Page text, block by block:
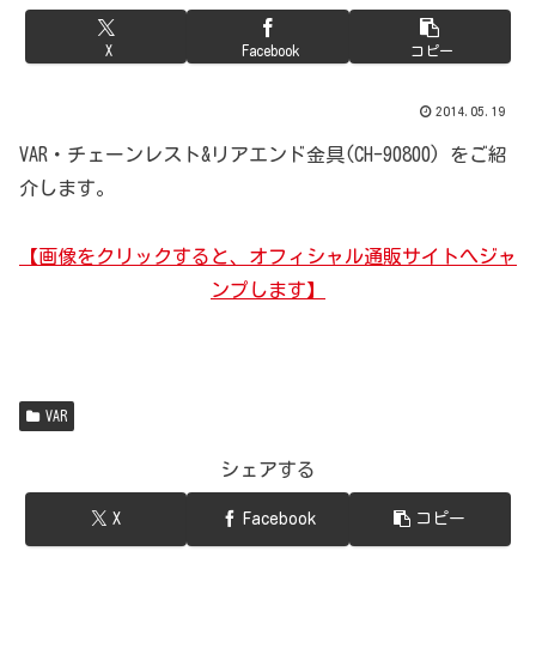
X Facebook コピー
2014.05.19
VAR・チェーンレスト&リアエンド金具(CH-90800) をご紹
介します。
【画像をクリックすると、オフィシャル通販サイトへジャ
ンプします】
VAR
シェアする
X Facebook コピー